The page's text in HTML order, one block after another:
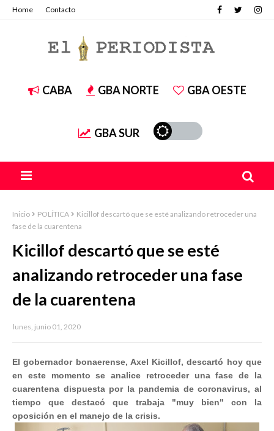
Home Contacto
CABA GBA NORTE GBA OESTE
GBA SUR
Inicio POLÍTICA
Kicillof descartó que se esté analizando retroceder una
fase de la cuarentena
Kicillof descartó que se esté
analizando retroceder una fase
de la cuarentena
lunes, junio 01, 2020
El gobernador bonaerense, Axel Kicillof, descartó hoy que
en este momento se analice retroceder una fase de la
cuarentena dispuesta por la pandemia de coronavirus, al
tiempo que destacó que trabaja "muy bien" con la
oposición en el manejo de la crisis.